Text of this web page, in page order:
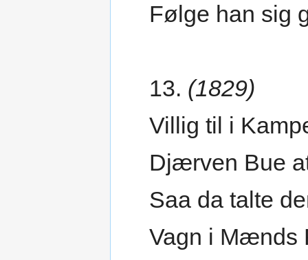
Følge han sig
13. (1829)
Villig til i
Djærven Bue
Saa da talte
Vagn i Mænds